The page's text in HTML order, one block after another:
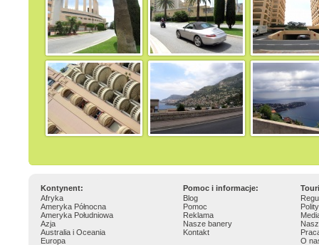
Kontynent: Pomoc i informacje:
Afryka
Ameryka Północna
Ameryka Południowa
Azja
Australia i Oceania
Europa
Blog
Pomoc
Reklama
Nasze banery
Kontakt
O